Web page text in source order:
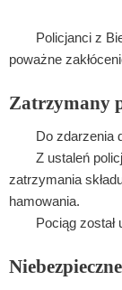
Policjanci z
poważne
Zatrzymany
Do zdarzenia
Z ustaleń
zatrzymania
hamowania.
Pociąg został